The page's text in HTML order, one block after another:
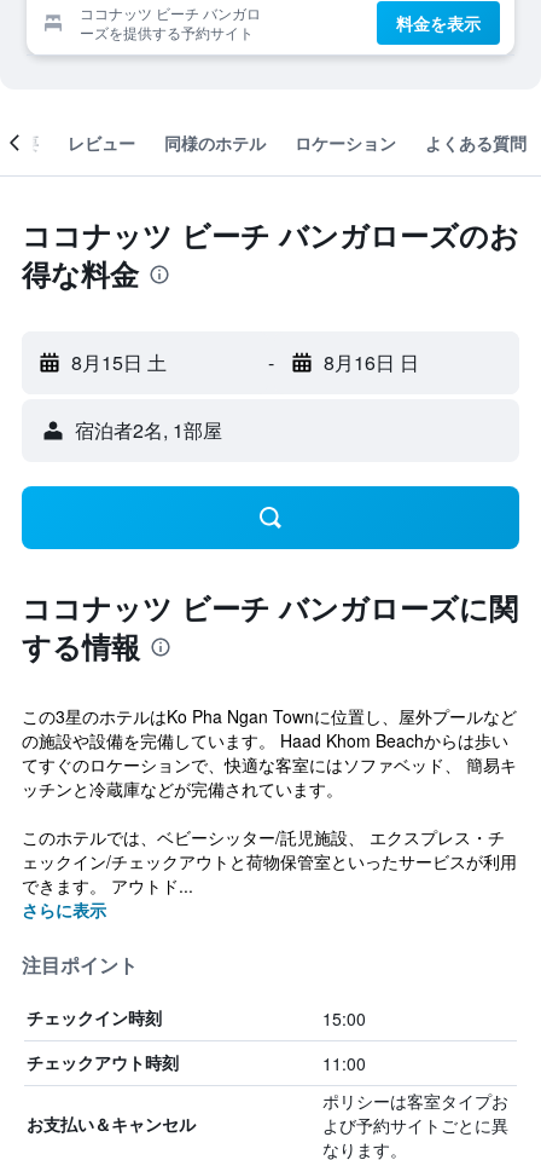
ココナッツ ビーチ バンガロ
ーズを提供する予約サイト
料金を表示
概要 レビュー 同様のホテル ロケーション よくある質問
ココナッツ ビーチ バンガローズのお
得な料金
8月15日 土 - 8月16日 日
宿泊者2名, 1​部屋
ココナッツ ビーチ バンガローズに関
する情報
この3星のホテルはKo Pha Ngan Townに位置し、屋外プールなど
の施設や設備を完備しています。 Haad Khom Beachからは歩い
てすぐのロケーションで、快適な客室にはソファベッド、 簡易キ
ッチンと冷蔵庫などが完備されています。
このホテルでは、ベビーシッター/託児施設、 エクスプレス・チ
ェックイン/チェックアウトと荷物保管室といったサービスが利用
できます。 アウトド...
さらに表示
注目ポイント
チェックイン時刻 15:00
チェックアウト時刻 11:00
お支払い＆キャンセル
ポリシーは客室タイプお
よび予約サイトごとに異
なります。